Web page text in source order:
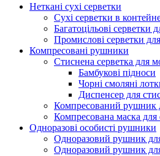
Неткані сухі серветки
Сухі серветки в
Багатоцільові серветки
Промислові серветки
Компресовані рушники
Стиснена серветка для
Бамбукові підноси
Чорні смоляні
Диспенсер для
Компресований рушник
Компресована маска для
Одноразові особисті рушники
Одноразовий рушник
Одноразовий рушник